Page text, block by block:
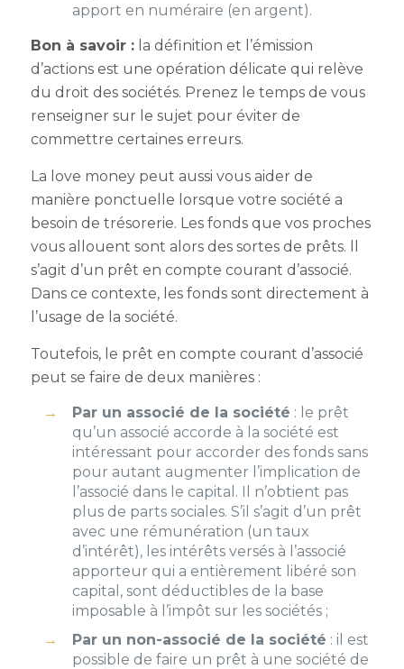
apport en numéraire (en argent).
Bon à savoir :la définition et l’émission
d’actions est une opération délicate qui relève
du droit des sociétés. Prenez le temps de vous
renseigner sur le sujet pour éviter de
commettre certaines erreurs.
La love money peut aussi vous aider de
manière ponctuelle lorsque votre société a
besoin de trésorerie. Les fonds que vos proches
vous allouent sont alors des sortes de prêts. ll
s’agit d’un prêt en compte courant d’associé.
Dans ce contexte, les fonds sont directement à
l’usage de la société.
Toutefois, le prêt en compte courant d’associé
peut se faire de deux manières :
Par un associé de la société : le prêt
qu’un associé accorde à la société est
intéressant pour accorder des fonds sans
pour autant augmenter l’implication de
l’associé dans le capital. Il n’obtient pas
plus de parts sociales. S’il s’agit d’un prêt
avec une rémunération (un taux
d’intérêt), les intérêts versés à l’associé
apporteur qui a entièrement libéré son
capital, sont déductibles de la base
imposable à l’impôt sur les sociétés ;
Par un non-associé de la société : il est
possible de faire un prêt à une société de